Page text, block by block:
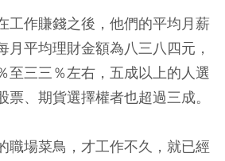
工作賺錢之後，他們的平均月薪
月平均理財金額為八三八四元，
至三三％左右，五成以上的人選
、期貨選擇權者也超過三成。
職場菜鳥，才工作不久，就已經